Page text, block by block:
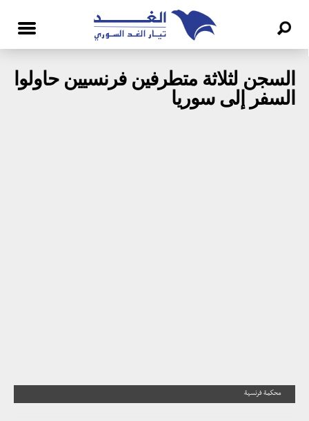
السجن لثلاثة متطرفين فرنسيين حاولوا
السفر إلى سوريا
محكمة فرنسية